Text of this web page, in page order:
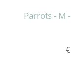
Parrots - M